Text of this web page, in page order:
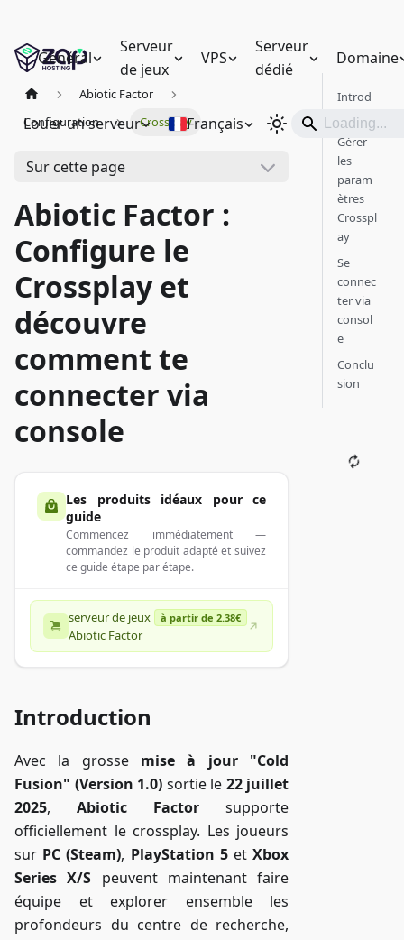
Général
Serveur
de jeux
VPS
Serveur
dédié
Domaine
Louer un serveur Français
Abiotic Factor
Configuration
Crossplay
Sur cette page
Abiotic Factor :
Configure le
Crossplay et
découvre
comment te
connecter via
console
Les produits idéaux pour ce
guide
Commencez immédiatement —
commandez le produit adapté et suivez
ce guide étape par étape.
serveur de jeux
Abiotic Factor
à partir de 2.38€
Introduction
Avec la grosse mise à jour "Cold
Fusion" (Version 1.0) sortie le 22 juillet
2025, Abiotic Factor supporte
officiellement le crossplay. Les joueurs
sur PC (Steam), PlayStation 5etXbox
Series X/S peuvent maintenant faire
équipe et explorer ensemble les
profondeurs du centre de recherche,
Introd
uction
Gérer
les
param
ètres
Crosspl
ay
Se
connec
ter via
consol
e
Conclu
sion